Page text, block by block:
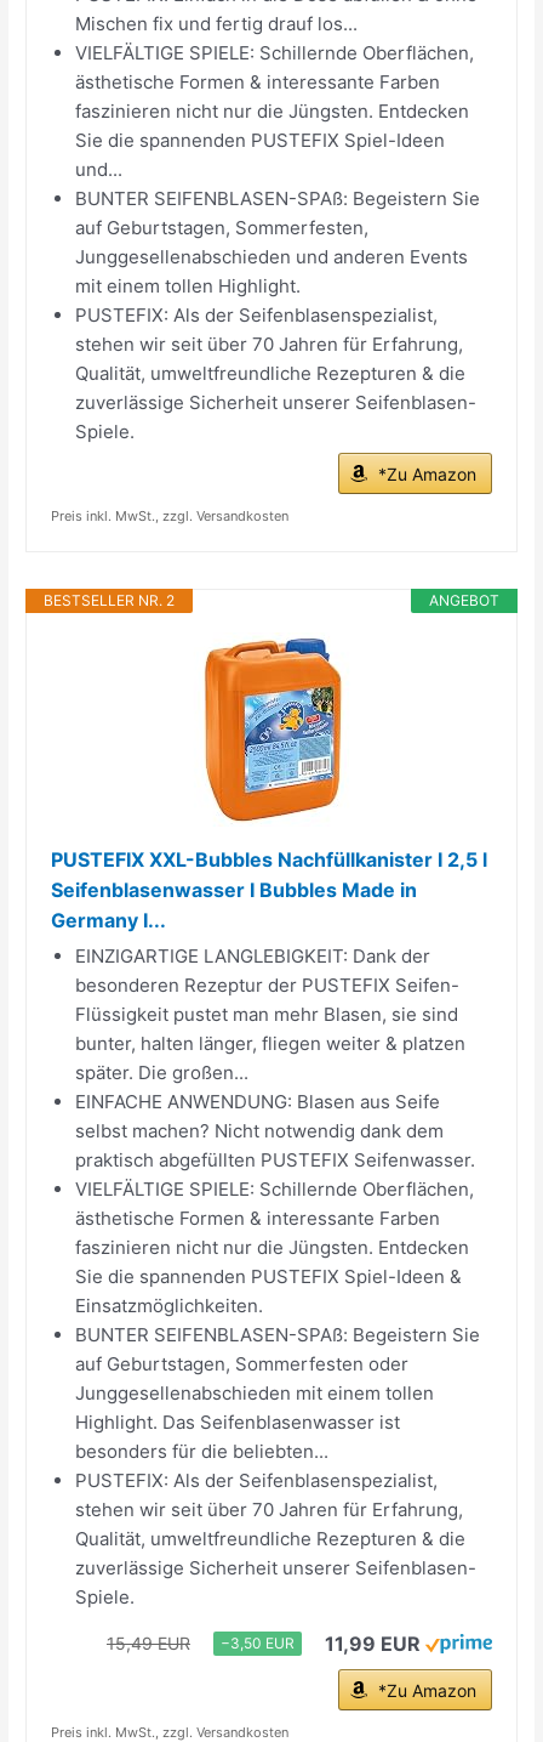
Mischen fix und fertig drauf los...
VIELFÄLTIGE SPIELE: Schillernde Oberflächen,
ästhetische Formen & interessante Farben
faszinieren nicht nur die Jüngsten. Entdecken
Sie die spannenden PUSTEFIX Spiel-Ideen
und...
BUNTER SEIFENBLASEN-SPAß: Begeistern Sie
auf Geburtstagen, Sommerfesten,
Junggesellenabschieden und anderen Events
mit einem tollen Highlight.
PUSTEFIX: Als der Seifenblasenspezialist,
stehen wir seit über 70 Jahren für Erfahrung,
Qualität, umweltfreundliche Rezepturen & die
zuverlässige Sicherheit unserer Seifenblasen-
Spiele.
*Zu Amazon
Preis inkl. MwSt., zzgl. Versandkosten
ANGEBOT
BESTSELLER NR. 2
PUSTEFIX XXL-Bubbles Nachfüllkanister I 2,5 l
Seifenblasenwasser I Bubbles Made in
Germany I...
EINZIGARTIGE LANGLEBIGKEIT: Dank der
besonderen Rezeptur der PUSTEFIX Seifen-
Flüssigkeit pustet man mehr Blasen, sie sind
bunter, halten länger, fliegen weiter & platzen
später. Die großen...
EINFACHE ANWENDUNG: Blasen aus Seife
selbst machen? Nicht notwendig dank dem
praktisch abgefüllten PUSTEFIX Seifenwasser.
VIELFÄLTIGE SPIELE: Schillernde Oberflächen,
ästhetische Formen & interessante Farben
faszinieren nicht nur die Jüngsten. Entdecken
Sie die spannenden PUSTEFIX Spiel-Ideen &
Einsatzmöglichkeiten.
BUNTER SEIFENBLASEN-SPAß: Begeistern Sie
auf Geburtstagen, Sommerfesten oder
Junggesellenabschieden mit einem tollen
Highlight. Das Seifenblasenwasser ist
besonders für die beliebten...
PUSTEFIX: Als der Seifenblasenspezialist,
stehen wir seit über 70 Jahren für Erfahrung,
Qualität, umweltfreundliche Rezepturen & die
zuverlässige Sicherheit unserer Seifenblasen-
Spiele.
15,49 EUR −3,50 EUR 11,99 EUR
*Zu Amazon
Preis inkl. MwSt., zzgl. Versandkosten